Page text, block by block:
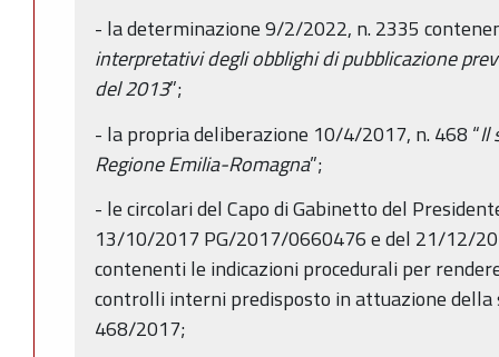
- la determinazione 9/2/2022, n. 2335
interpretativi degli obblighi di pubblicazione
del 2013”;
- la propria deliberazione 10/4/2017, n. 468 “Il
Regione Emilia-Romagna”;
- le circolari del Capo di Gabinetto del
13/10/2017 PG/2017/0660476 e del 21/12/
contenenti le indicazioni procedurali per
controlli interni predisposto in attuazione della
468/2017;